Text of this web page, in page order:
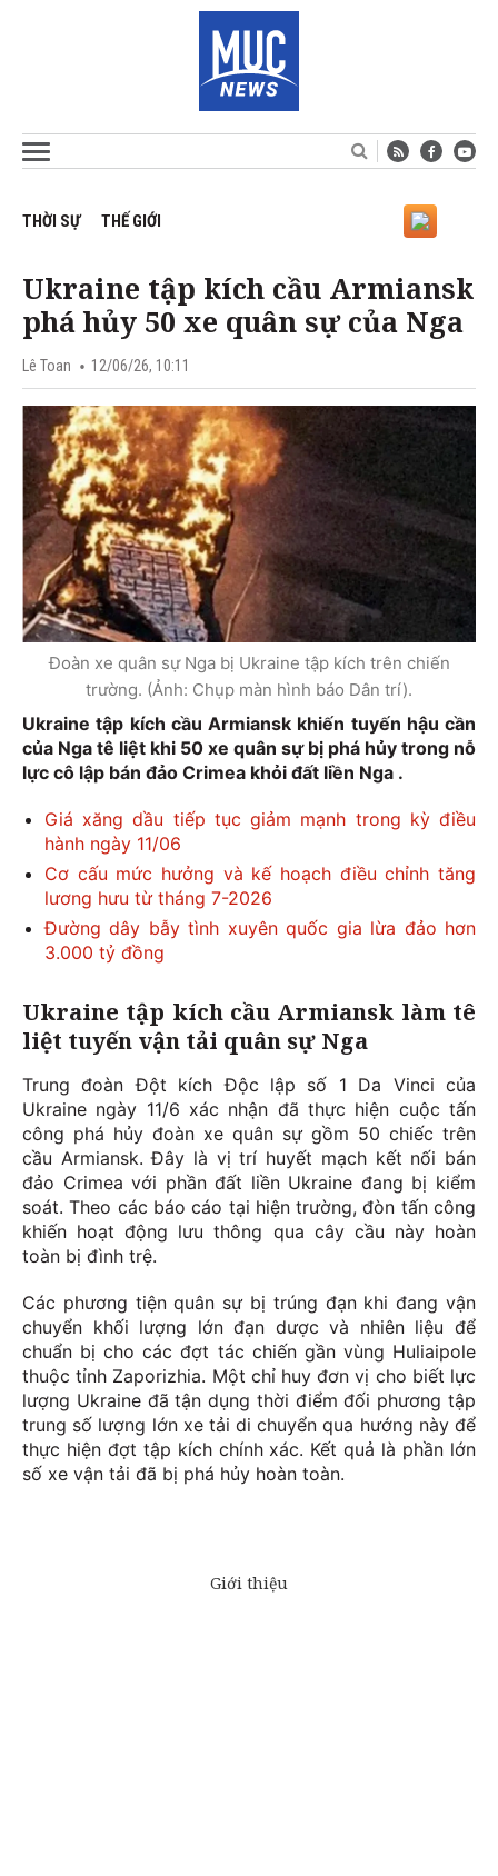
THỜI SỰ THẾ GIỚI
Ukraine tập kích cầu Armiansk
phá hủy 50 xe quân sự của Nga
Lê Toan 12/06/26, 10:11
Đoàn xe quân sự Nga bị Ukraine tập kích trên chiến
trường. (Ảnh: Chụp màn hình báo Dân trí).
Ukraine tập kích cầu Armiansk khiến tuyến hậu cần
của Nga tê liệt khi 50 xe quân sự bị phá hủy trong nỗ
lực cô lập bán đảo Crimea khỏi đất liền Nga .
Giá xăng dầu tiếp tục giảm mạnh trong kỳ điều
hành ngày 11/06
Cơ cấu mức hưởng và kế hoạch điều chỉnh tăng
lương hưu từ tháng 7-2026
Đường dây bẫy tình xuyên quốc gia lừa đảo hơn
3.000 tỷ đồng
Ukraine tập kích cầu Armiansk làm tê
liệt tuyến vận tải quân sự Nga
Trung đoàn Đột kích Độc lập số 1 Da Vinci của
Ukraine ngày 11/6 xác nhận đã thực hiện cuộc tấn
công phá hủy đoàn xe quân sự gồm 50 chiếc trên
cầu Armiansk. Đây là vị trí huyết mạch kết nối bán
đảo Crimea với phần đất liền Ukraine đang bị kiểm
soát. Theo các báo cáo tại hiện trường, đòn tấn công
khiến hoạt động lưu thông qua cây cầu này hoàn
toàn bị đình trệ.
Các phương tiện quân sự bị trúng đạn khi đang vận
chuyển khối lượng lớn đạn dược và nhiên liệu để
chuẩn bị cho các đợt tác chiến gần vùng Huliaipole
thuộc tỉnh Zaporizhia. Một chỉ huy đơn vị cho biết lực
lượng Ukraine đã tận dụng thời điểm đối phương tập
trung số lượng lớn xe tải di chuyển qua hướng này để
thực hiện đợt tập kích chính xác. Kết quả là phần lớn
số xe vận tải đã bị phá hủy hoàn toàn.